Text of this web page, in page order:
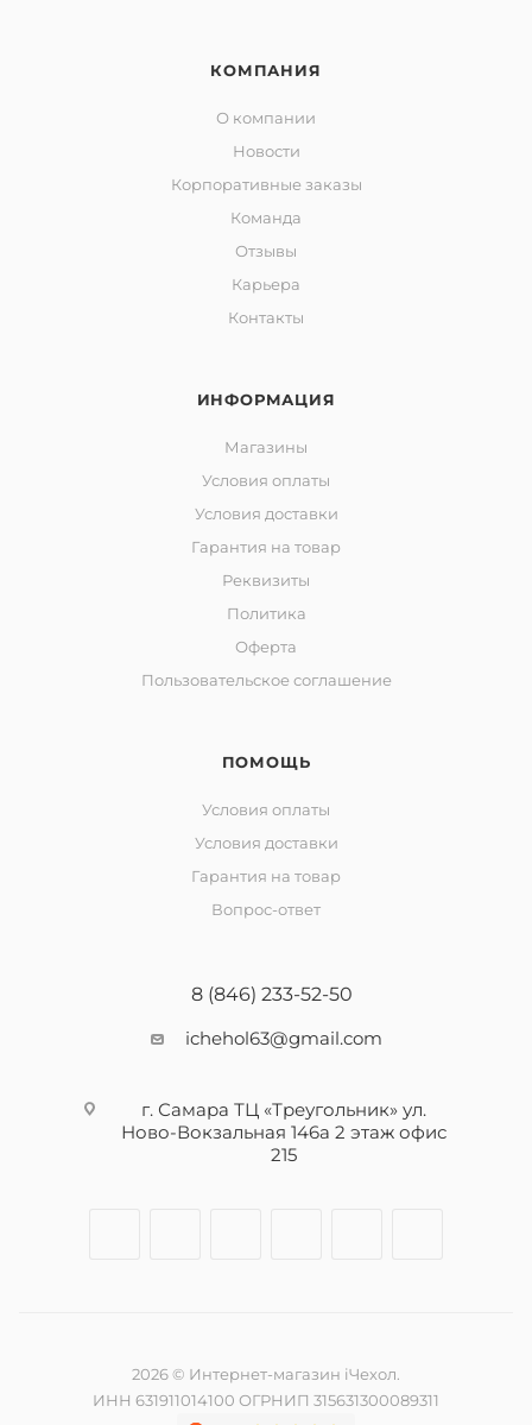
КОМПАНИЯ
О компании
Новости
Корпоративные заказы
Команда
Отзывы
Карьера
Контакты
ИНФОРМАЦИЯ
Магазины
Условия оплаты
Условия доставки
Гарантия на товар
Реквизиты
Политика
Оферта
Пользовательское соглашение
ПОМОЩЬ
Условия оплаты
Условия доставки
Гарантия на товар
Вопрос-ответ
8 (846) 233-52-50
ichehol63@gmail.com
г. Самара ТЦ «Треугольник» ул.
Ново-Вокзальная 146а 2 этаж офис
215
2026 © Интернет-магазин iЧехол.
ИНН 631911014100 ОГРНИП 315631300089311